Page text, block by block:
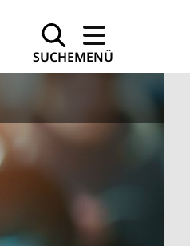
SUCHEMENÜ